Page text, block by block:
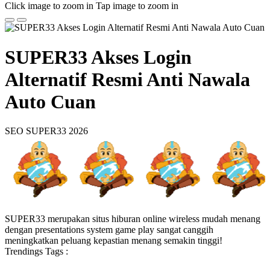
Click image to zoom in Tap image to zoom in
SUPER33 Akses Login
Alternatif Resmi Anti Nawala
Auto Cuan
SEO SUPER33 2026
SUPER33 merupakan situs hiburan online wireless mudah menang
dengan presentations system game play sangat canggih
meningkatkan peluang kepastian menang semakin tinggi!
Trendings Tags :